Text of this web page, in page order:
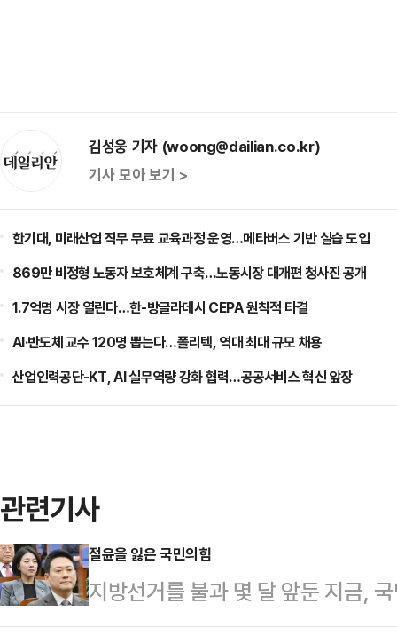
김성웅 기자 (woong@dailian.co.kr)
기사 모아 보기 >
한기대, 미래산업 직무 무료 교육과정 운영…메타버스 기반 실습 도입
869만 비정형 노동자 보호체계 구축…노동시장 대개편 청사진 공개
1.7억명 시장 열린다…한-방글라데시 CEPA 원칙적 타결
AI·반도체 교수 120명 뽑는다…폴리텍, 역대 최대 규모 채용
산업인력공단-KT, AI 실무역량 강화 협력…공공서비스 혁신 앞장
관련기사
절윤을 잃은 국민의힘
지방선거를 불과 몇 달 앞둔 지금,
다 강성 지지층의 눈치를 먼저 보는